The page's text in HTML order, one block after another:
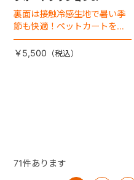
裏面は接触冷感生地で暑い季
節も快適！ペットカートをお
しゃれに・かわいく・かっこ
よく！
￥5,500
71件あります